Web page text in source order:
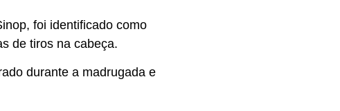
foi identificado como
de tiros na cabeça.
durante a madrugada e